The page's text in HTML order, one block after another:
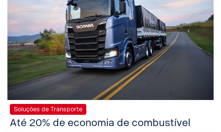
Soluções de Transporte
Até 20% de economia de combustível